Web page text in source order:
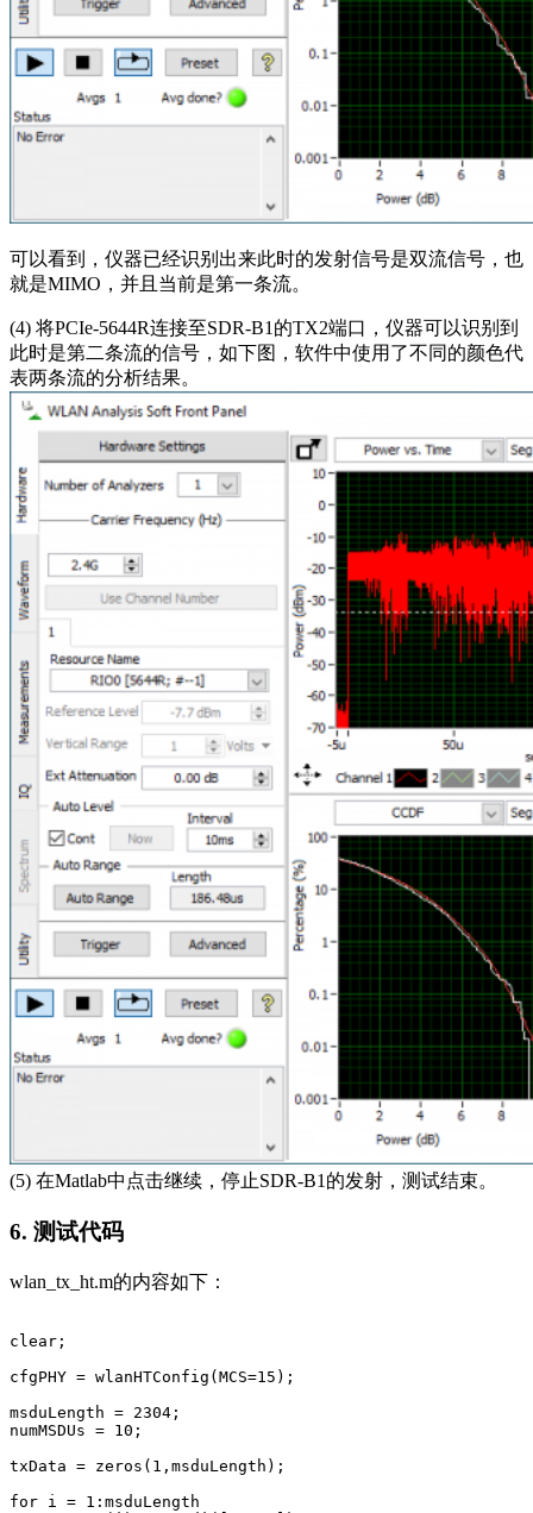
可以看到，仪器已经识别出来此时的发射信号是双流信号，也
就是MIMO，并且当前是第一条流。
(4) 将PCIe-5644R连接至SDR-B1的TX2端口，仪器可以识别到
此时是第二条流的信号，如下图，软件中使用了不同的颜色代
表两条流的分析结果。
(5) 在Matlab中点击继续，停止SDR-B1的发射，测试结束。
6. 测试代码
wlan_tx_ht.m的内容如下：
clear;
cfgPHY = wlanHTConfig(MCS=15);
msduLength = 2304;                                      %
numMSDUs = 10;
txData = zeros(1,msduLength);
for i = 1:msduLength